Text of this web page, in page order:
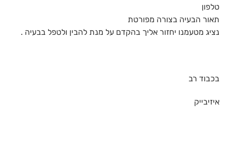
טלפון
תאור הבעיה בצורה מפורטת
נציג מטעמנו יחזור אליך בהקדם על מנת להבין ולטפל בבעיה .
בכבוד רב
איזיבייק